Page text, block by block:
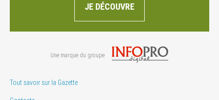
JE DÉCOUVRE
Une marque du groupe
Tout savoir sur la Gazette